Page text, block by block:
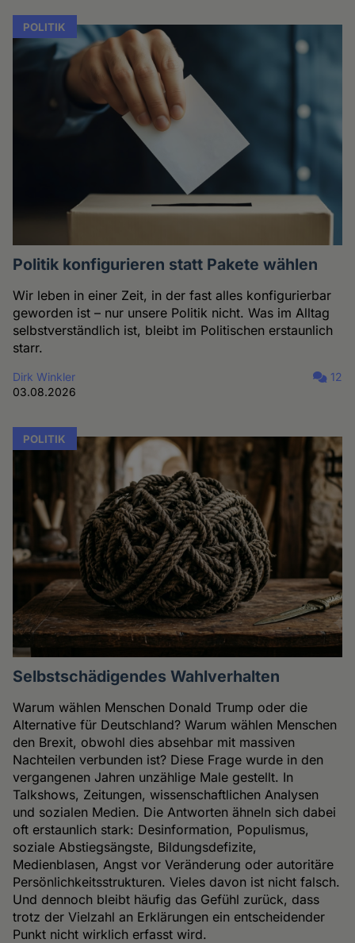
POLITIK
Politik konfigurieren statt Pakete wählen
Wir leben in einer Zeit, in der fast alles konfigurierbar
geworden ist – nur unsere Politik nicht. Was im Alltag
selbstverständlich ist, bleibt im Politischen erstaunlich
starr.
Dirk Winkler
03.08.2026
12
POLITIK
Selbstschädigendes Wahlverhalten
Warum wählen Menschen Donald Trump oder die
Alternative für Deutschland? Warum wählen Menschen
den Brexit, obwohl dies absehbar mit massiven
Nachteilen verbunden ist? Diese Frage wurde in den
vergangenen Jahren unzählige Male gestellt. In
Talkshows, Zeitungen, wissenschaftlichen Analysen
und sozialen Medien. Die Antworten ähneln sich dabei
oft erstaunlich stark: Desinformation, Populismus,
soziale Abstiegsängste, Bildungsdefizite,
Medienblasen, Angst vor Veränderung oder autoritäre
Persönlichkeitsstrukturen. Vieles davon ist nicht falsch.
Und dennoch bleibt häufig das Gefühl zurück, dass
trotz der Vielzahl an Erklärungen ein entscheidender
Punkt nicht wirklich erfasst wird.